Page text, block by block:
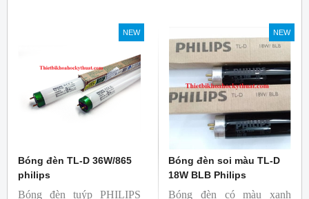
Bóng có độ hoàn màu
cao(Ra80) cùng quang
NEW
Bóng đèn TL-D 36W/865
philips
Bóng đèn tuýp PHILIPS
NEW
Bóng đèn soi màu TL-D
18W BLB Philips
Bóng đèn có màu xanh